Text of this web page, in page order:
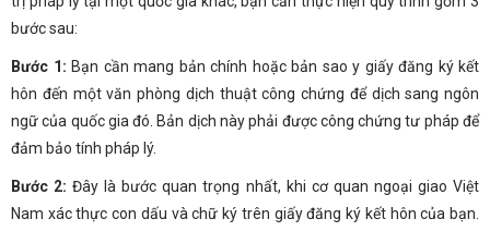
bước sau:
Bước 1: Bạn cần mang bản chính hoặc bản sao y giấy đăng ký kết
hôn đến một văn phòng dịch thuật công chứng để dịch sang ngôn
ngữ của quốc gia đó. Bản dịch này phải được công chứng tư pháp để
đảm bảo tính pháp lý.
Bước 2:Đây là bước quan trọng nhất, khi cơ quan ngoại giao Việt
Nam xác thực con dấu và chữ ký trên giấy đăng ký kết hôn của bạn.